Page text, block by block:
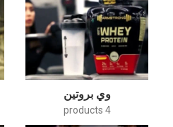
وي بروتين
4 products